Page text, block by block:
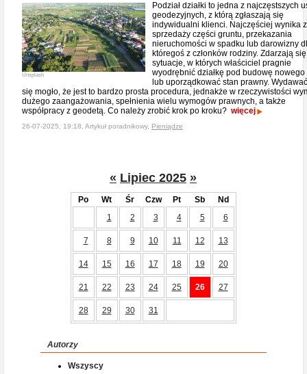
Unsplash
Podział działki to jedna z najczęstszych
geodezyjnych, z którą zgłaszają się
indywidualni klienci. Najczęściej wynika
sprzedaży części gruntu, przekazania
nieruchomości w spadku lub darowizny
któregoś z członków rodziny. Zdarzają
sytuacje, w których właściciel pragnie
wyodrębnić działkę pod budowę nowego
lub uporządkować stan prawny.
się mogło, że jest to bardzo prosta procedura, jednakże w rzeczywistości
dużego zaangażowania, spełnienia wielu wymogów prawnych, a także
współpracy z geodetą. Co należy zrobić krok po kroku? więcej
26-07-2025, 19:18, Artykuł poradnikowy, Pieniądze
« Lipiec 2025 »
Po Wt Śr Czw Pt Sb
Nd
1
2 3 4 5 6
7 8 9 10 11 12 13
14 15 16 17 18 19 20
21 22 23 24 25 26 27
28 29 30 31
Autorzy
Wszyscy